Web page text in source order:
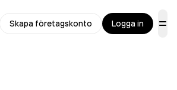
Skapa företagskonto Logga in